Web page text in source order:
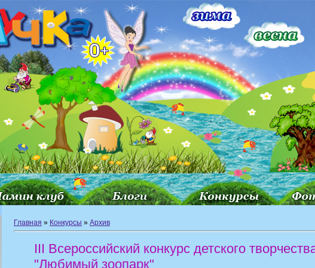
Главная » Конкурсы » Архив
III Всероссийский конкурс детского
"Любимый зоопарк"